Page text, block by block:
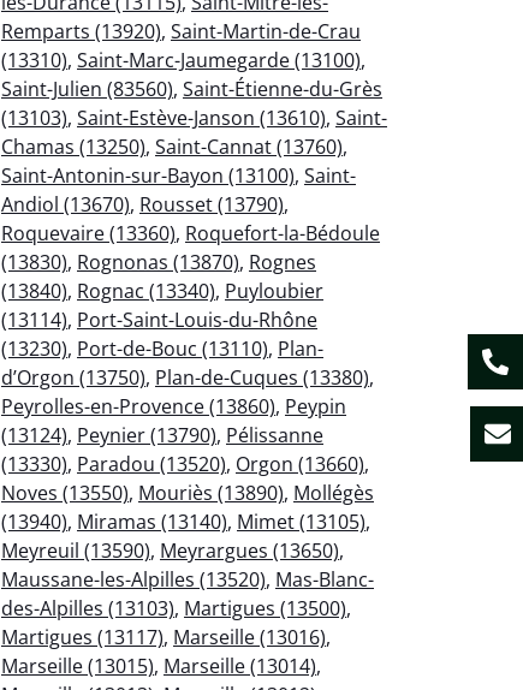
Remparts (13920), Saint-Martin-de-Crau
(13310), Saint-Marc-Jaumegarde (13100),
Saint-Julien (83560), Saint-Étienne-du-Grès
(13103), Saint-Estève-Janson (13610), Saint-
Chamas (13250), Saint-Cannat (13760),
Saint-Antonin-sur-Bayon (13100), Saint-
Andiol (13670), Rousset (13790),
Roquevaire (13360), Roquefort-la-Bédoule
(13830), Rognonas (13870), Rognes
(13840), Rognac (13340), Puyloubier
(13114), Port-Saint-Louis-du-Rhône
(13230), Port-de-Bouc (13110), Plan-
d’Orgon (13750), Plan-de-Cuques (13380),
Peyrolles-en-Provence (13860), Peypin
(13124), Peynier (13790), Pélissanne
(13330), Paradou (13520), Orgon (13660),
Noves (13550), Mouriès (13890), Mollégès
(13940), Miramas (13140), Mimet (13105),
Meyreuil (13590), Meyrargues (13650),
Maussane-les-Alpilles (13520), Mas-Blanc-
des-Alpilles (13103), Martigues (13500),
Martigues (13117), Marseille (13016),
Marseille (13015), Marseille (13014),